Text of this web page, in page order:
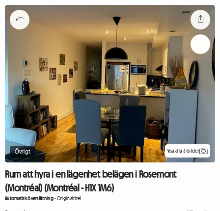
Övrigt Visa alla 3 bilder
Rum att hyra i en lägenhet belägen i Rosemont
(Montréal) (Montréal - H1X 1M6)
Automatisk översättning-Originaltitel